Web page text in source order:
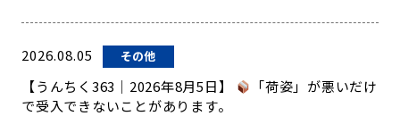
2026.08.05 その他
【うんちく363｜2026年8月5日】
「荷姿」が悪いだけ
で受入できないことがあります。